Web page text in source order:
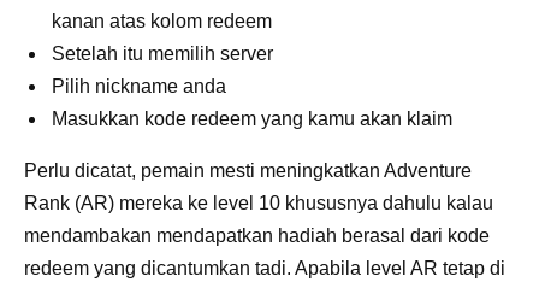
kanan atas kolom redeem
Setelah itu memilih server
Pilih nickname anda
Masukkan kode redeem yang kamu akan klaim
Perlu dicatat, pemain mesti meningkatkan Adventure
Rank (AR) mereka ke level 10 khususnya dahulu kalau
mendambakan mendapatkan hadiah berasal dari kode
redeem yang dicantumkan tadi. Apabila level AR tetap di